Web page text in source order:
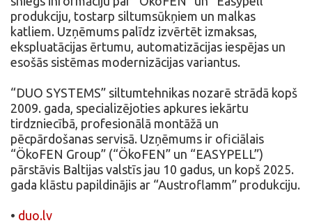
produkciju, tostarp siltumsūkņiem un malkas
katliem. Uzņēmums palīdz izvērtēt izmaksas,
ekspluatācijas ērtumu, automatizācijas iespējas un
esošās sistēmas modernizācijas variantus.
“DUO SYSTEMS” siltumtehnikas nozarē strādā kopš
2009. gada, specializējoties apkures iekārtu
tirdzniecībā, profesionālā montāžā un
pēcpārdošanas servisā. Uzņēmums ir oficiālais
“ÖkoFEN Group” (“ÖkoFEN” un “EASYPELL”)
pārstāvis Baltijas valstīs jau 10 gadus, un kopš 2025.
gada klāstu papildinājis ar “Austroflamm” produkciju.
• duo.lv